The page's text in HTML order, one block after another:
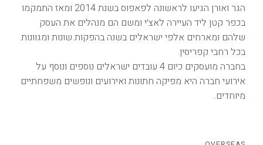
הגר ואורן הגיעו לראשונה לפאפוס בשנת 2014 ומאז התמקמו
בכפר קטן ליד העיירה לאצ׳י ומשם הם מנהלים את העסק
שלהם ומארחים אלפי ישראלים בשנה בהפקות שונות ומגוונות
בכל רחבי קפריסין.
בחברה מועסקים כיום 4 עובדים ישראלים נוספים ונוסף על
אירועי חברה היא מפיקה חתונות ואירועים ונופשים משפחתיים
מיוחדים.